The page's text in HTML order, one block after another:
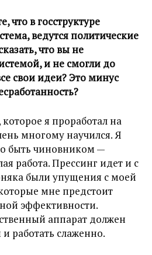
что в госструктуре
ведутся политические
что вы не
и не смогли до
свои идеи? Это минус
которое я проработал на
многому научился. Я
быть чиновником —
работа. Прессинг идет и с
были упущения с моей
мне предстоит
эффективности.
аппарат должен
работать слаженно.